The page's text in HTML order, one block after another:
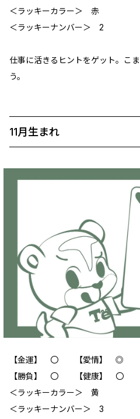
＜ラッキーカラー＞ 赤
＜ラッキーナンバー＞ 2
仕事に活きるヒントをゲット。こ
う。
11月生まれ
【金運】 〇 【愛情】 ◎
【勝負】 〇 【健康】 〇
‪＜ラッキーカラー＞ 黄
＜ラッキーナンバー＞ 3